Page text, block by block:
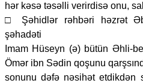
hər kəsə təsəlli verirdisə onu,
□ Şəhidlər rəhbəri həzrət
şəhadəti
Imam Hüseyn (ə) bütün Əhli-
Ömər ibn Sədin qoşunu
sonunu dəfə nəsihət etdikdən